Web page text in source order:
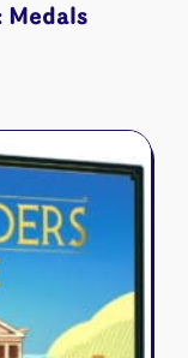
Medals